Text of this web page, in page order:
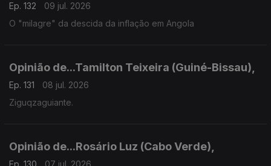
Ep. 132
09 jul. 2026
O "milagre" da descida da inflação em Angola
Opinião de...Tamilton Teixeira (Guiné-Bissau),
Ep. 131
08 jul. 2026
Ziguqzaguiante.
Opinião de...Rosário Luz (Cabo Verde),
Ep. 130
07 jul. 2026